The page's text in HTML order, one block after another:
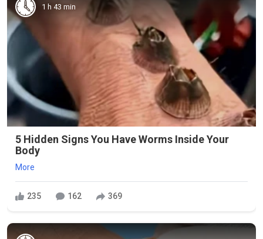
1 h 43 min
5 Hidden Signs You Have Worms Inside Your
Body
More
235 162 369